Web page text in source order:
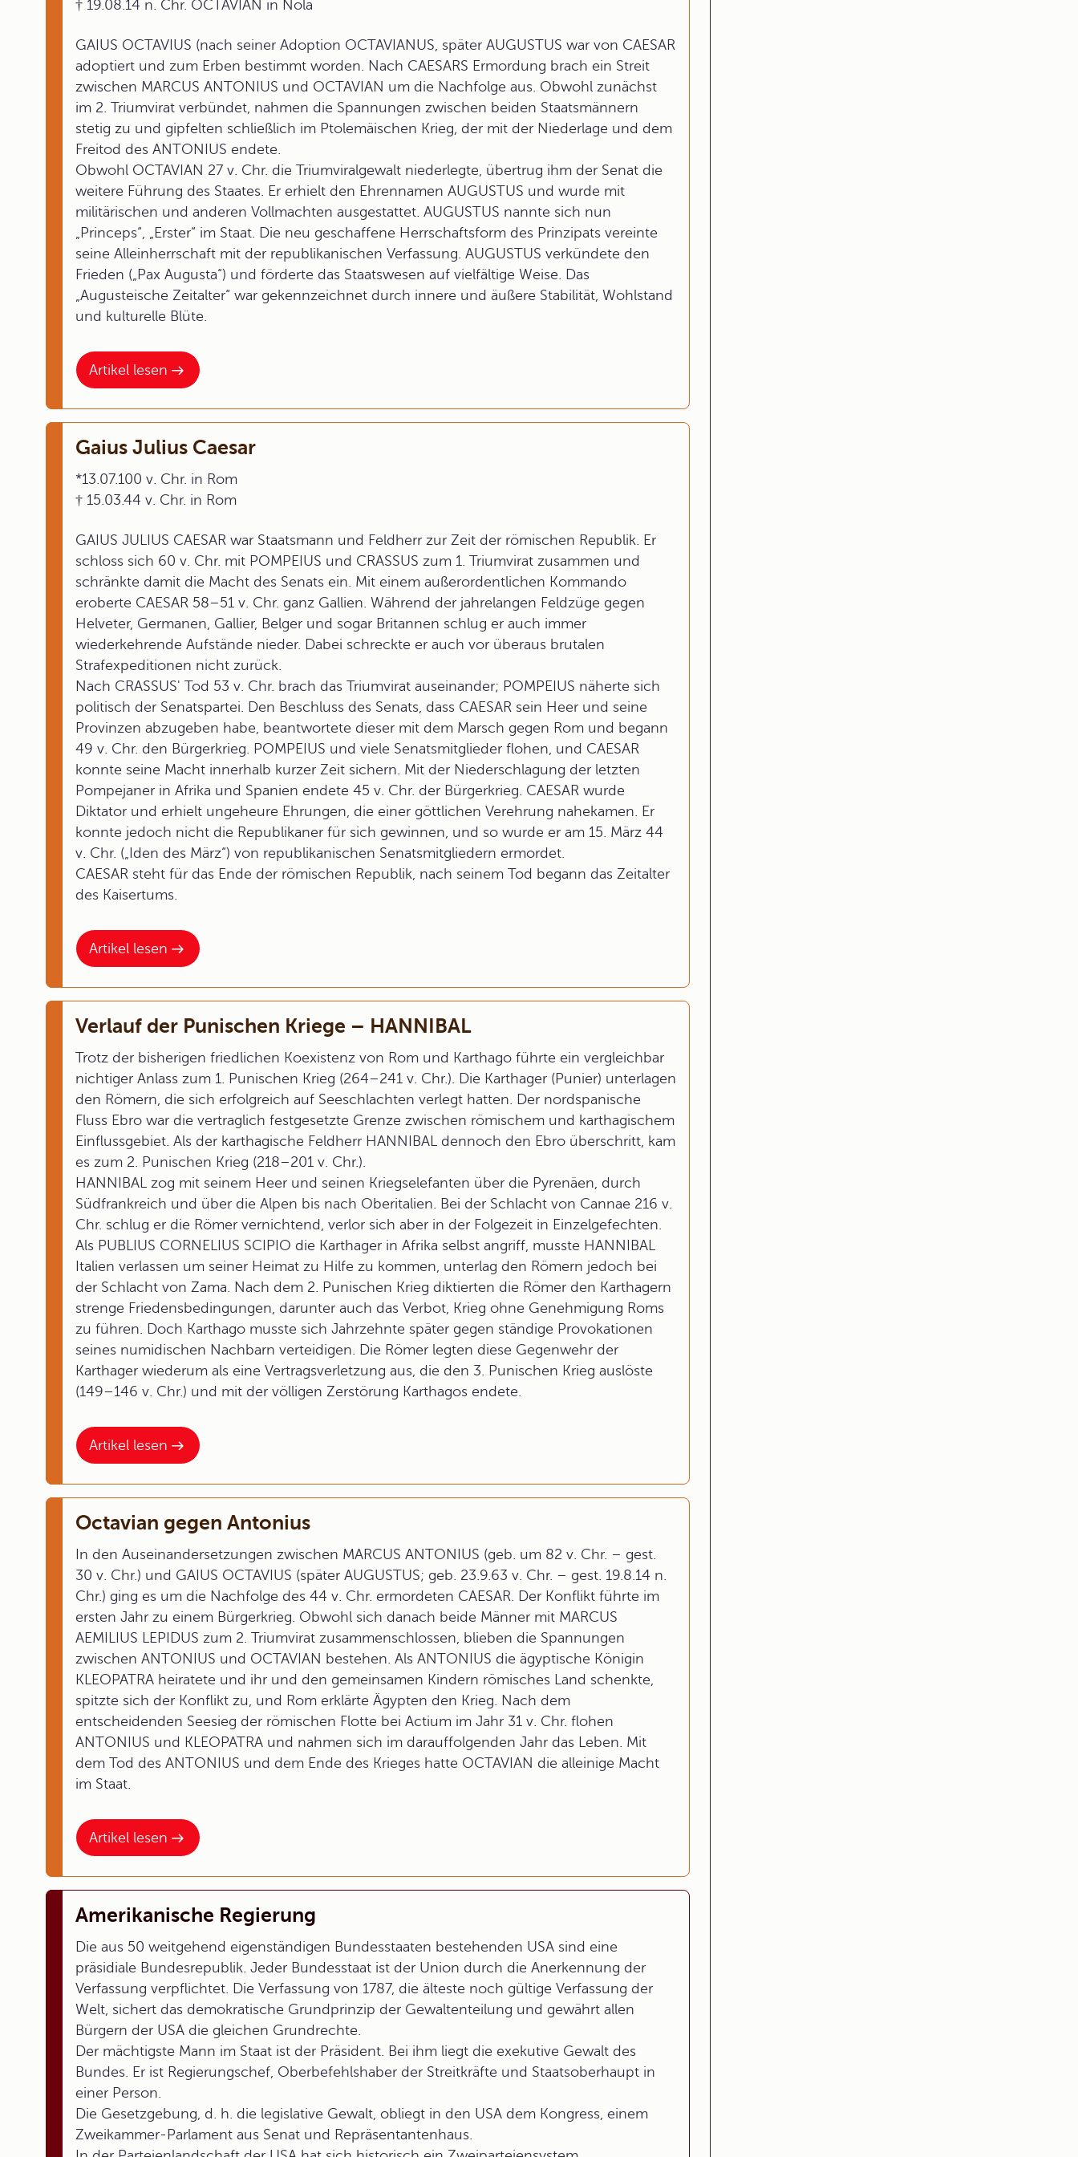
Artikel lesen
† 19.08.14 n. Chr. OCTAVIAN in Nola
GAIUS OCTAVIUS (nach seiner Adoption OCTAVIANUS, später AUGUSTUS war von CAESAR
adoptiert und zum Erben bestimmt worden. Nach CAESARS Ermordung brach ein Streit
zwischen MARCUS ANTONIUS und OCTAVIAN um die Nachfolge aus. Obwohl zunächst
im 2. Triumvirat verbündet, nahmen die Spannungen zwischen beiden Staatsmännern
stetig zu und gipfelten schließlich im Ptolemäischen Krieg, der mit der Niederlage und dem
Freitod des ANTONIUS endete.
Obwohl OCTAVIAN 27 v. Chr. die Triumviralgewalt niederlegte, übertrug ihm der Senat die
weitere Führung des Staates. Er erhielt den Ehrennamen AUGUSTUS und wurde mit
militärischen und anderen Vollmachten ausgestattet. AUGUSTUS nannte sich nun
„Princeps“, „Erster“ im Staat. Die neu geschaffene Herrschaftsform des Prinzipats vereinte
seine Alleinherrschaft mit der republikanischen Verfassung. AUGUSTUS verkündete den
Frieden („Pax Augusta“) und förderte das Staatswesen auf vielfältige Weise. Das
„Augusteische Zeitalter“ war gekennzeichnet durch innere und äußere Stabilität, Wohlstand
und kulturelle Blüte.
Artikel lesen
Gaius Julius Caesar
*13.07.100 v. Chr. in Rom
† 15.03.44 v. Chr. in Rom
GAIUS JULIUS CAESAR war Staatsmann und Feldherr zur Zeit der römischen Republik. Er
schloss sich 60 v. Chr. mit POMPEIUS und CRASSUS zum 1. Triumvirat zusammen und
schränkte damit die Macht des Senats ein. Mit einem außerordentlichen Kommando
eroberte CAESAR 58–51 v. Chr. ganz Gallien. Während der jahrelangen Feldzüge gegen
Helveter, Germanen, Gallier, Belger und sogar Britannen schlug er auch immer
wiederkehrende Aufstände nieder. Dabei schreckte er auch vor überaus brutalen
Strafexpeditionen nicht zurück.
Nach CRASSUS' Tod 53 v. Chr. brach das Triumvirat auseinander; POMPEIUS näherte sich
politisch der Senatspartei. Den Beschluss des Senats, dass CAESAR sein Heer und seine
Provinzen abzugeben habe, beantwortete dieser mit dem Marsch gegen Rom und begann
49 v. Chr. den Bürgerkrieg. POMPEIUS und viele Senatsmitglieder flohen, und CAESAR
konnte seine Macht innerhalb kurzer Zeit sichern. Mit der Niederschlagung der letzten
Pompejaner in Afrika und Spanien endete 45 v. Chr. der Bürgerkrieg. CAESAR wurde
Diktator und erhielt ungeheure Ehrungen, die einer göttlichen Verehrung nahekamen. Er
konnte jedoch nicht die Republikaner für sich gewinnen, und so wurde er am 15. März 44
v. Chr. („Iden des März“) von republikanischen Senatsmitgliedern ermordet.
CAESAR steht für das Ende der römischen Republik, nach seinem Tod begann das Zeitalter
des Kaisertums.
Artikel lesen
Verlauf der Punischen Kriege – HANNIBAL
Trotz der bisherigen friedlichen Koexistenz von Rom und Karthago führte ein vergleichbar
nichtiger Anlass zum 1. Punischen Krieg (264–241 v. Chr.). Die Karthager (Punier) unterlagen
den Römern, die sich erfolgreich auf Seeschlachten verlegt hatten. Der nordspanische
Fluss Ebro war die vertraglich festgesetzte Grenze zwischen römischem und karthagischem
Einflussgebiet. Als der karthagische Feldherr HANNIBAL dennoch den Ebro überschritt, kam
es zum 2. Punischen Krieg (218–201 v. Chr.).
HANNIBAL zog mit seinem Heer und seinen Kriegselefanten über die Pyrenäen, durch
Südfrankreich und über die Alpen bis nach Oberitalien. Bei der Schlacht von Cannae 216 v.
Chr. schlug er die Römer vernichtend, verlor sich aber in der Folgezeit in Einzelgefechten.
Als PUBLIUS CORNELIUS SCIPIO die Karthager in Afrika selbst angriff, musste HANNIBAL
Italien verlassen um seiner Heimat zu Hilfe zu kommen, unterlag den Römern jedoch bei
der Schlacht von Zama. Nach dem 2. Punischen Krieg diktierten die Römer den Karthagern
strenge Friedensbedingungen, darunter auch das Verbot, Krieg ohne Genehmigung Roms
zu führen. Doch Karthago musste sich Jahrzehnte später gegen ständige Provokationen
seines numidischen Nachbarn verteidigen. Die Römer legten diese Gegenwehr der
Karthager wiederum als eine Vertragsverletzung aus, die den 3. Punischen Krieg auslöste
(149–146 v. Chr.) und mit der völligen Zerstörung Karthagos endete.
Artikel lesen
Octavian gegen Antonius
In den Auseinandersetzungen zwischen MARCUS ANTONIUS (geb. um 82 v. Chr. – gest.
30 v. Chr.) und GAIUS OCTAVIUS (später AUGUSTUS; geb. 23.9.63 v. Chr. – gest. 19.8.14 n.
Chr.) ging es um die Nachfolge des 44 v. Chr. ermordeten CAESAR. Der Konflikt führte im
ersten Jahr zu einem Bürgerkrieg. Obwohl sich danach beide Männer mit MARCUS
AEMILIUS LEPIDUS zum 2. Triumvirat zusammenschlossen, blieben die Spannungen
zwischen ANTONIUS und OCTAVIAN bestehen. Als ANTONIUS die ägyptische Königin
KLEOPATRA heiratete und ihr und den gemeinsamen Kindern römisches Land schenkte,
spitzte sich der Konflikt zu, und Rom erklärte Ägypten den Krieg. Nach dem
entscheidenden Seesieg der römischen Flotte bei Actium im Jahr 31 v. Chr. flohen
ANTONIUS und KLEOPATRA und nahmen sich im darauffolgenden Jahr das Leben. Mit
dem Tod des ANTONIUS und dem Ende des Krieges hatte OCTAVIAN die alleinige Macht
im Staat.
Amerikanische Regierung
Die aus 50 weitgehend eigenständigen Bundesstaaten bestehenden USA sind eine
präsidiale Bundesrepublik. Jeder Bundesstaat ist der Union durch die Anerkennung der
Verfassung verpflichtet. Die Verfassung von 1787, die älteste noch gültige Verfassung der
Welt, sichert das demokratische Grundprinzip der Gewaltenteilung und gewährt allen
Bürgern der USA die gleichen Grundrechte.
Der mächtigste Mann im Staat ist der Präsident. Bei ihm liegt die exekutive Gewalt des
Bundes. Er ist Regierungschef, Oberbefehlshaber der Streitkräfte und Staatsoberhaupt in
einer Person.
Die Gesetzgebung, d. h. die legislative Gewalt, obliegt in den USA dem Kongress, einem
Zweikammer-Parlament aus Senat und Repräsentantenhaus.